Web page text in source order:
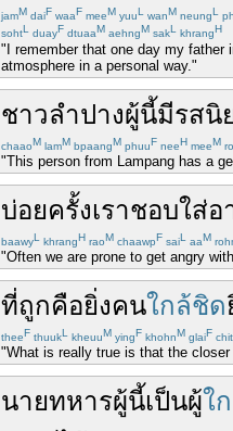
jamM daiF waaF meeM yuuL wanM neungL
sohtL duayF dtuaaM aehngM sakL khrangH
"I remember that one day my
atmosphere in a personal way."
ชาวลำปางผู้นี้มีรสนิ
chaaoM lamM bpaangM phuuF neeH meeM
"This person from Lampang has a
บ่อยครั้งเราชอบใส่อ
baawyL khrangH raoM chaawpF saiL aaM
"Often we are prone to get angry
ที่ถูกคือยิ่งคนใกล้ชิด
theeF thuukL kheuuM yingF khohnM glaiF chit
"What is really true is that the
นายทหารผู้นี้เป็นผู้ใ